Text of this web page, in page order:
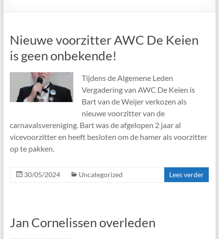
De
Keien
Nieuwe voorzitter AWC De Keien
is geen onbekende!
Tijdens de Algemene Leden
Vergadering van AWC De Keien is
Bart van de Weijer verkozen als
nieuwe voorzitter van de
carnavalsvereniging. Bart was de afgelopen 2 jaar al
vicevoorzitter en heeft besloten om de hamer als voorzitter
op te pakken.
30/05/2024 Uncategorized Lees verder
Jan Cornelissen overleden